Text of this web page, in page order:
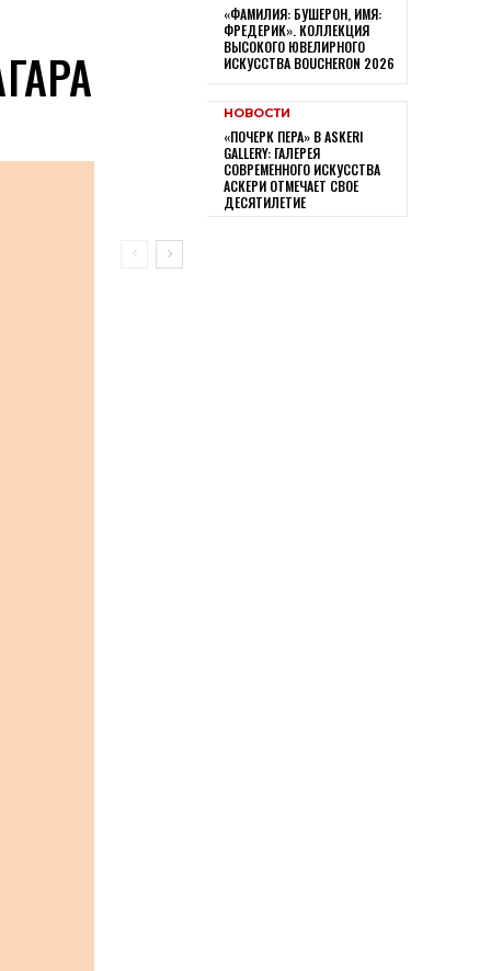
«ФАМИЛИЯ: БУШЕРОН, ИМЯ:
ФРЕДЕРИК». КОЛЛЕКЦИЯ
ВЫСОКОГО ЮВЕЛИРНОГО
ИСКУССТВА BOUCHERON 2026
НОВОСТИ
«ПОЧЕРК ПЕРА» В ASKERI
GALLERY: ГАЛЕРЕЯ
СОВРЕМЕННОГО ИСКУССТВА
АСКЕРИ ОТМЕЧАЕТ СВОЕ
ДЕСЯТИЛЕТИЕ